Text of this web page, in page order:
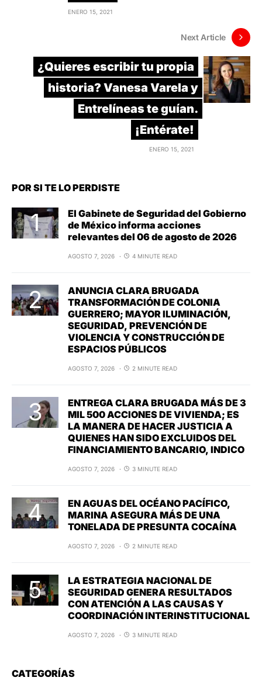
ENERO 15, 2021
Next Article
¿Quieres escribir tu propia
historia? Vanesa Varela y
Entrelíneas te guían.
¡Entérate!
ENERO 15, 2021
POR SI TE LO PERDISTE
El Gabinete de Seguridad del Gobierno
de México informa acciones
relevantes del 06 de agosto de 2026
AGOSTO 7, 2026 4 MINUTE READ
ANUNCIA CLARA BRUGADA
TRANSFORMACIÓN DE COLONIA
GUERRERO; MAYOR ILUMINACIÓN,
SEGURIDAD, PREVENCIÓN DE
VIOLENCIA Y CONSTRUCCIÓN DE
ESPACIOS PÚBLICOS
AGOSTO 7, 2026 2 MINUTE READ
ENTREGA CLARA BRUGADA MÁS DE 3
MIL 500 ACCIONES DE VIVIENDA; ES
LA MANERA DE HACER JUSTICIA A
QUIENES HAN SIDO EXCLUIDOS DEL
FINANCIAMIENTO BANCARIO, INDICO
AGOSTO 7, 2026 3 MINUTE READ
EN AGUAS DEL OCÉANO PACÍFICO,
MARINA ASEGURA MÁS DE UNA
TONELADA DE PRESUNTA COCAÍNA
AGOSTO 7, 2026 2 MINUTE READ
LA ESTRATEGIA NACIONAL DE
SEGURIDAD GENERA RESULTADOS
CON ATENCIÓN A LAS CAUSAS Y
COORDINACIÓN INTERINSTITUCIONAL
AGOSTO 7, 2026 3 MINUTE READ
CATEGORÍAS